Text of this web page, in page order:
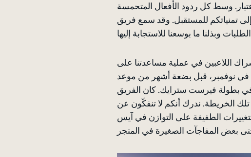
وسط كل ردود الأفعال المتحمسة
إلى تمنياتكم للمستقبل. وقد سمع فريق
اللاعبين في عملية مساعدتنا على
في نوفمبر، قبل بضعة أشهر من موعد
في بطولة فيرست سترايك. كان الفريق
الخريطة. ندرك أنكم لا تنفكّون عن
الطفيفة على التوازن في آيس